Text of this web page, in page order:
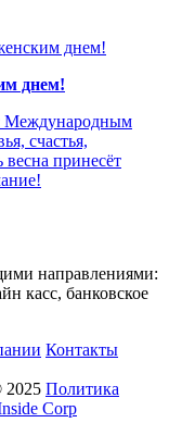
днем!
Международным
счастья,
принесёт
направлениями:
касс, банковское
Контакты
2025 Политика